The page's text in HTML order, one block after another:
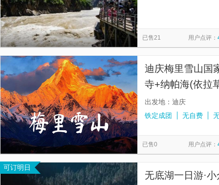
已售21 用户点评：
迪庆梅里雪山国
寺+纳帕海(依拉
气防寒服使用|可
出发地：迪庆
铁定成团
无自费
已售0 用户点评：
可订明日
无底湖一日游·